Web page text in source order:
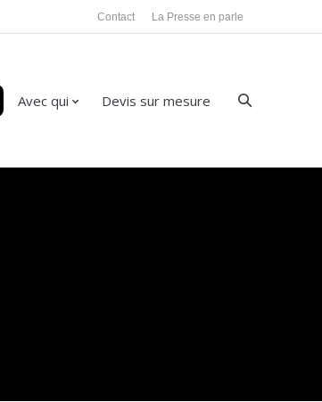
Contact La Presse en parle
Avec qui Devis sur mesure